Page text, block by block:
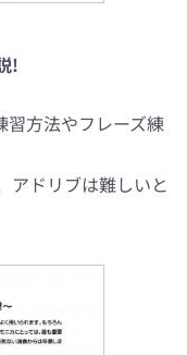
!
習方法やフレーズ練
アドリブは難しいと